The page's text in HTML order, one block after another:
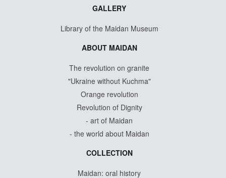
GALLERY
Library of the Maidan Museum
ABOUT MAIDAN
The revolution on granite
"Ukraine without Kuchma"
Orange revolution
Revolution of Dignity
- art of Maidan
- the world about Maidan
COLLECTION
Maidan: oral history